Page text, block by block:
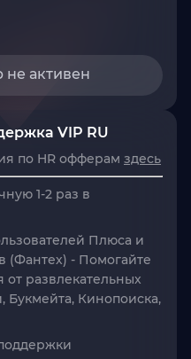
активен
VIP RU
по HR офферам здесь
1-2 раз в
Плюса и
(Фантех) - Помогайте
развлекательных
Букмейта, Кинопоиска,